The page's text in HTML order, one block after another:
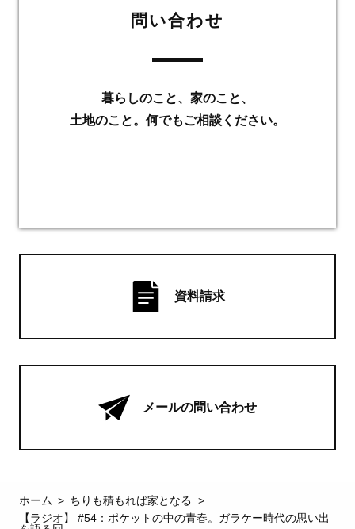
資料請求
問い合わせ
暮らしのこと、家のこと、
土地のこと。何でもご相談ください。
メールの問い合わせ
ホーム
ちりも積もれば家となる
【ラジオ】 #54：ポケットの中の青春。ガラケー時代の思い出